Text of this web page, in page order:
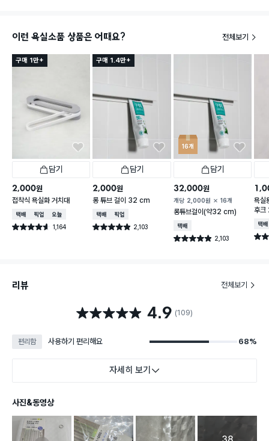
이런 욕실소품 상품은 어때요? 전체보기
구매 1만+
담기
2,000원
접착식 욕실화 거치대
택배배송매장픽업오늘배송
별점 4.6점 1,164
건 작성
구매 1.4만+
담기
2,000원
롱 튜브 걸이 32 cm
택배배송매장픽업
별점 4.9점 2,103
건 작성
16개
담기
32,000원
개당 2,000원 16개
롱튜브걸이(약32 cm)
택배배송
별점 4.9점 2,103
건 작성
욕실
후크
택배
별점
리뷰 전체보기
별점 4.9점 4.9 (109)
편리함 사용하기 편리해요 68%
자세히 보기
사진&동영상